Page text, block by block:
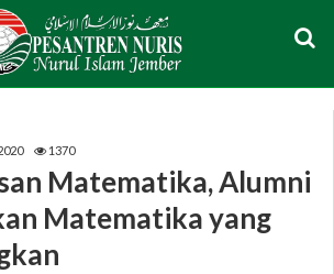
1370
Matematika, Alumni
Matematika yang